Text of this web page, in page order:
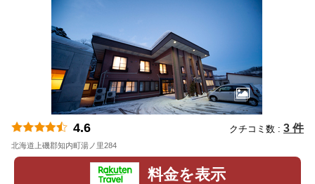
4.6 クチコミ数 : 3 件
北海道上磯郡知内町湯ノ里284
料金を表示